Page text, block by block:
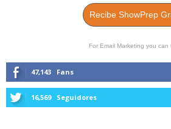
Recibe ShowPrep
For Email Marketing you can
47,143 Fans
16,569 Seguidores